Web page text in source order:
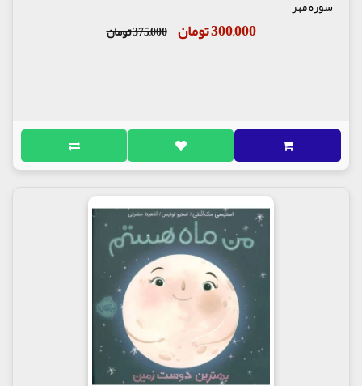
سوره مهر
300,000 تومان 375,000 تومان